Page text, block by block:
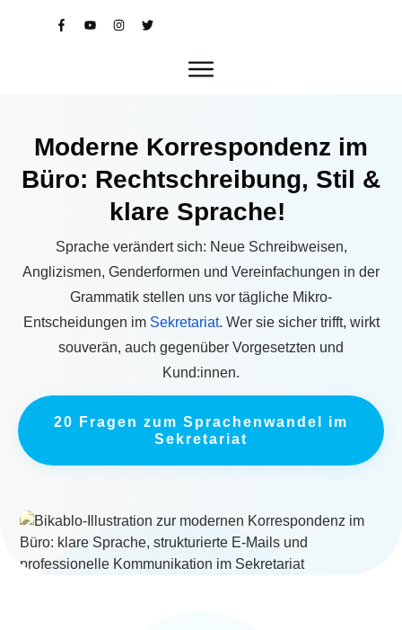
Moderne Korrespondenz im
Büro: Rechtschreibung, Stil &
klare Sprache!
Sprache verändert sich: Neue Schreibweisen,
Anglizismen, Genderformen und Vereinfachungen in der
Grammatik stellen uns vor tägliche Mikro-
Entscheidungen im Sekretariat. Wer sie sicher trifft, wirkt
souverän, auch gegenüber Vorgesetzten und
Kund:innen.
20 Fragen zum Sprachenwandel im
Sekretariat